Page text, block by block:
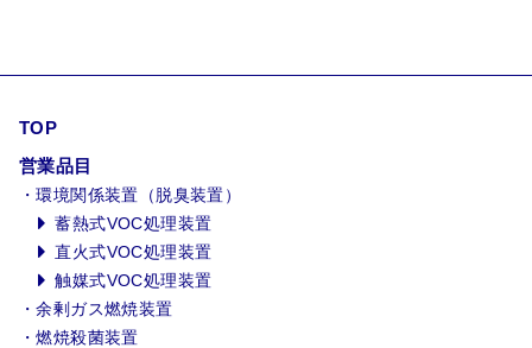
TOP
営業品目
環境関係装置（脱臭装置）
蓄熱式VOC処理装置
直火式VOC処理装置
触媒式VOC処理装置
余剰ガス燃焼装置
燃焼殺菌装置